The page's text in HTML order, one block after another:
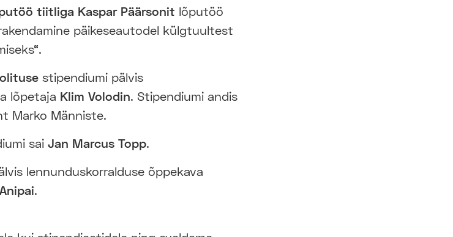
tiitliga Kaspar Päärsonit lõputöö
päikeseautodel külgtuultest
stipendiumi pälvis
lõpetaja Klim Volodin. Stipendiumi andis
Marko Männiste.
sai Jan Marcus Topp.
lennunduskorralduse õppekava
.